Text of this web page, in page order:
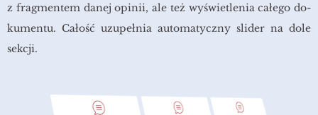
z frag­men­tem danej opi­nii, ale też wy­świe­tle­nia ca­łe­go do­
ku­men­tu. Ca­łość uzu­peł­nia au­to­ma­tycz­ny sli­der na dole
sek­cji.